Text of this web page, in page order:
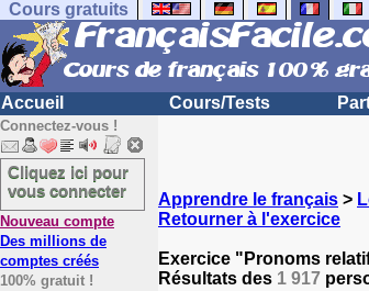
Cours gratuits
Accueil Cours/Tests
Connectez-vous !
Cliquez ici pour
vous connecter
Nouveau compte
Des millions de
comptes créés
100% gratuit !
Apprendre le français >
Retourner à l'exercice
Exercice "Pronoms
Résultats des 1 917